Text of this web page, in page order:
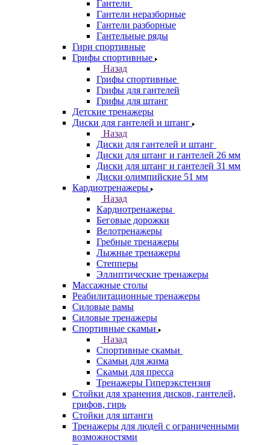
Гантели
Гантели неразборные
Гантели разборные
Гантельные ряды
Гири спортивные
Грифы спортивные
Назад
Грифы спортивные
Грифы для гантелей
Грифы для штанг
Детские тренажеры
Диски для гантелей и штанг
Назад
Диски для гантелей и штанг
Диски для штанг и гантелей 26 мм
Диски для штанг и гантелей 31 мм
Диски олимпийские 51 мм
Кардиотренажеры
Назад
Кардиотренажеры
Беговые дорожки
Велотренажеры
Гребные тренажеры
Лыжные тренажеры
Степперы
Эллиптические тренажеры
Массажные столы
Реабилитационные тренажеры
Силовые рамы
Силовые тренажеры
Спортивные скамьи
Назад
Спортивные скамьи
Скамьи для жима
Скамьи для пресса
Тренажеры Гиперэкстензия
Стойки для хранения дисков, гантелей,
грифов, гирь
Стойки для штанги
Тренажеры для людей с ограниченными
возможностями